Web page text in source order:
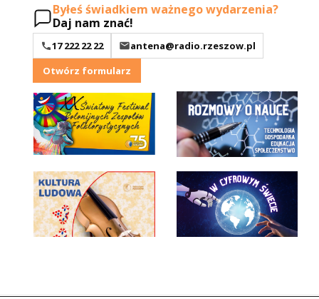
Byłeś świadkiem ważnego wydarzenia?
Daj nam znać!
17 222 22 22
antena@radio.rzeszow.pl
Otwórz formularz